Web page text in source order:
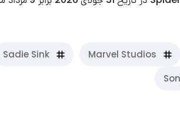
Marvel Studios
Sadie Sink